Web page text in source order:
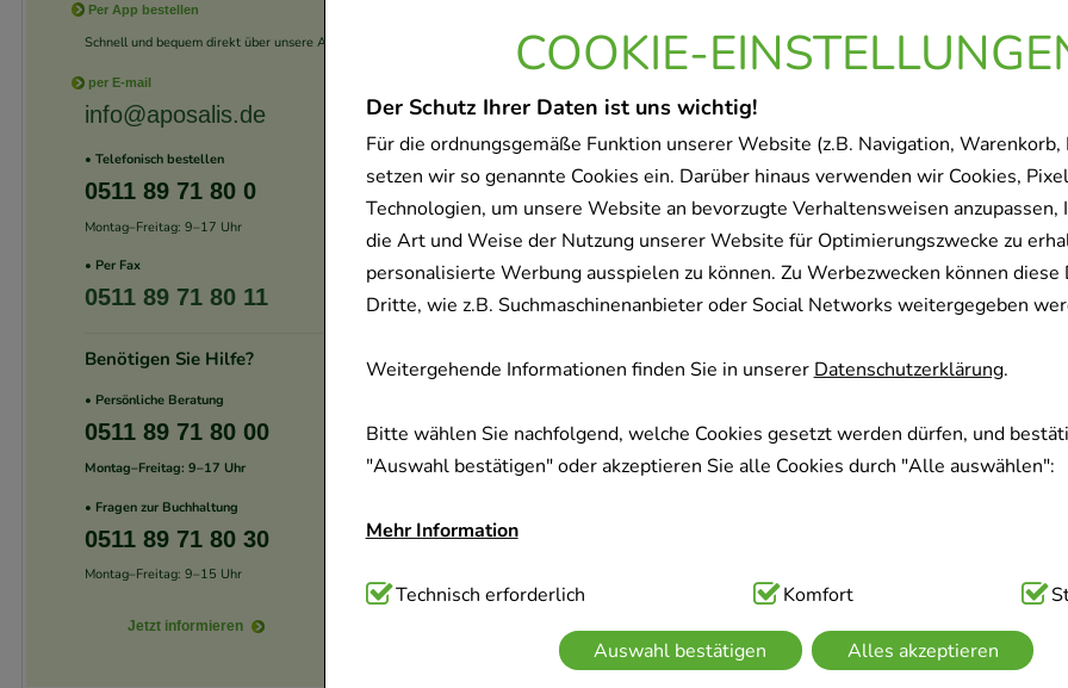
COOKIE-
Der Schutz Ihrer Daten ist uns wichtig!
Für die ordnungsgemäße Funktion unserer Website (z.B. Navigation, Warenkorb,
setzen wir so genannte Cookies ein. Darüber hinaus verwenden wir Cookies,
Technologien, um unsere Website an bevorzugte Verhaltensweisen anzupassen,
die Art und Weise der Nutzung unserer Website für Optimierungszwecke zu
personalisierte Werbung ausspielen zu können. Zu Werbezwecken können diese
Dritte, wie z.B. Suchmaschinenanbieter oder Social Networks weitergegeben
Weitergehende Informationen finden Sie in unsererDatenschutzerklärung.
Bitte wählen Sie nachfolgend, welche Cookies gesetzt werden dürfen, und
"Auswahl bestätigen" oder akzeptieren Sie alle Cookies durch "Alle auswählen":
Mehr Information
Technisch Notwendig:Hierbei handelt es sich um Cookies, die für die
Website notwendig sind (z.B. Navigation, Warenkorb, Kundenkonto), weshalb auf
verzichtet werden kann.
Technisch erforderlich Komfort
Auswahl bestätigen Alles akzeptieren
Per App bestellen
Schnell und bequem direkt über unsere App.
per E-mail
info@aposalis.de
• Telefonisch bestellen
0511 89 71 80 0
Montag–Freitag: 9–17 Uhr
• Per Fax
0511 89 71 80 11
Benötigen Sie Hilfe?
• Persönliche Beratung
0511 89 71 80 00
Montag–Freitag: 9–17 Uhr
• Fragen zur Buchhaltung
0511 89 71 80 30
Montag–Freitag: 9–15 Uhr
Jetzt informieren